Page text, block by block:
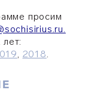
просим
, 2018.